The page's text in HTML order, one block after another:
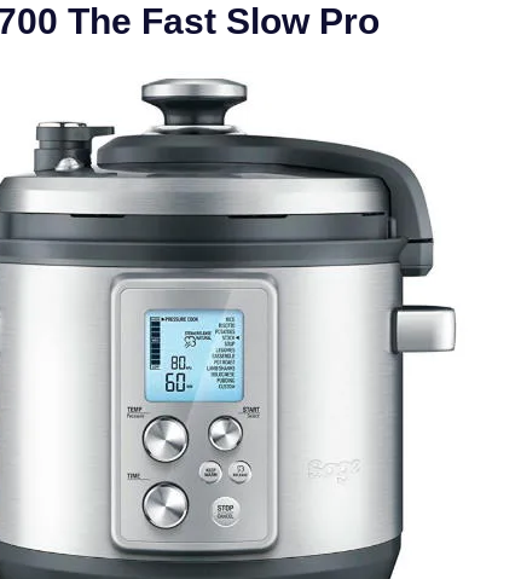
The Fast Slow Pro